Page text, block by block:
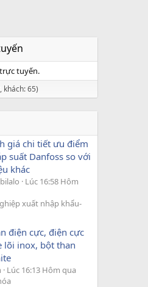
tuyến.
khách: 65)
giá chi tiết ưu điểm
suất Danfoss so với
khác
Lúc 16:58 Hôm
xuất nhập khẩu-
điện cực, điện cực
lõi inox, bột than
Lúc 16:13 Hôm qua